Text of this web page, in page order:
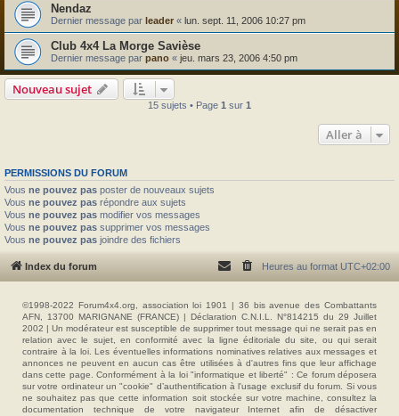
Nendaz
Dernier message par leader « lun. sept. 11, 2006 10:27 pm
Club 4x4 La Morge Savièse
Dernier message par pano « jeu. mars 23, 2006 4:50 pm
Nouveau sujet
15 sujets • Page 1 sur 1
Aller à
PERMISSIONS DU FORUM
Vous ne pouvez pas poster de nouveaux sujets
Vous ne pouvez pas répondre aux sujets
Vous ne pouvez pas modifier vos messages
Vous ne pouvez pas supprimer vos messages
Vous ne pouvez pas joindre des fichiers
Index du forum Heures au format UTC+02:00
©1998-2022 Forum4x4.org, association loi 1901 | 36 bis avenue des Combattants
AFN, 13700 MARIGNANE (FRANCE) | Déclaration C.N.I.L. N°814215 du 29 Juillet
2002 | Un modérateur est susceptible de supprimer tout message qui ne serait pas en
relation avec le sujet, en conformité avec la ligne éditoriale du site, ou qui serait
contraire à la loi. Les éventuelles informations nominatives relatives aux messages et
annonces ne peuvent en aucun cas être utilisées à d'autres fins que leur affichage
dans cette page. Conformément à la loi "informatique et liberté" : Ce forum déposera
sur votre ordinateur un "cookie" d’authentification à l'usage exclusif du forum. Si vous
ne souhaitez pas que cette information soit stockée sur votre machine, consultez la
documentation technique de votre navigateur Internet afin de désactiver